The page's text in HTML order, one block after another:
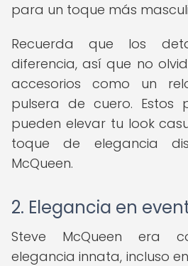
para un toque más
Recuerda que los
diferencia, así que no
accesorios como un
pulsera de cuero. Estos
pueden elevar tu look
toque de elegancia
McQueen.
2. Elegancia en
Steve McQueen era
elegancia innata, incluso